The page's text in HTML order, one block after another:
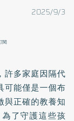
2025/9/3
閱
許多家庭因隔代
可能僅是一個布
與正確的教養知
了守護這些孩